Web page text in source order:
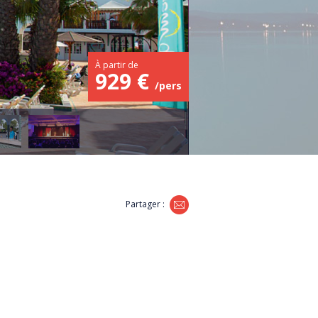
À partir de
929 € /pers
Partager :